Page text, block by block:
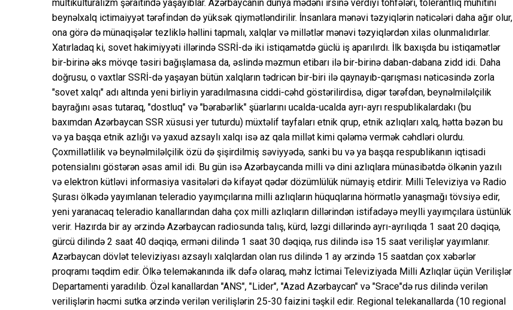
multikulturalizm şəraitində yaşayıblar. Azərbaycanın dünya mədəni irsinə verdiyi töhfələri, tolerantlıq mühitini
beynəlxalq ictimaiyyət tərəfindən də yüksək qiymətləndirilir. İnsanlara mənəvi təzyiqlərin nəticələri daha ağır olur,
ona görə də münaqişələr tezliklə həllini tapmalı, xalqlar və millətlər mənəvi təzyiqlərdən xilas olunmalıdırlar.
Xatırladaq ki, sovet hakimiyyəti illərində SSRİ-də iki istiqamətdə güclü iş aparılırdı. İlk baxışda bu istiqamətlər
bir-birinə əks mövqe təsiri bağışlamasa da, əslində məzmun etibarı ilə bir-birinə daban-dabana zidd idi. Daha
doğrusu, o vaxtlar SSRİ-də yaşayan bütün xalqların tədricən bir-biri ilə qaynayıb-qarışması nəticəsində zorla
"sovet xalqı" adı altında yeni birliyin yaradılmasına ciddi-cəhd göstərilirdisə, digər tərəfdən, beynəlmiləlçilik
bayrağını əsas tutaraq, "dostluq" və "bərabərlik" şüarlarını ucalda-ucalda ayrı-ayrı respublikalardakı (bu
baxımdan Azərbaycan SSR xüsusi yer tuturdu) müxtəlif tayfaları etnik qrup, etnik azlıqları xalq, hətta bəzən bu
və ya başqa etnik azlığı və yaxud azsaylı xalqı isə az qala millət kimi qələmə vermək cəhdləri olurdu.
Çoxmillətlilik və beynəlmiləlçilik özü də şişirdilmiş səviyyədə, sanki bu və ya başqa respublikanın iqtisadi
potensialını göstərən əsas amil idi. Bu gün isə Azərbaycanda milli və dini azlıqlara münasibətdə ölkənin yazılı
və elektron kütləvi informasiya vasitələri də kifayət qədər dözümlülük nümayiş etdirir. Milli Televiziya və Radio
Şurası ölkədə yayımlanan teleradio yayımçılarına milli azlıqların hüquqlarına hörmətlə yanaşmağı tövsiyə edir,
yeni yaranacaq teleradio kanallarından daha çox milli azlıqların dillərindən istifadəyə meylli yayımçılara üstünlük
verir. Hazırda bir ay ərzində Azərbaycan radiosunda talış, kürd, ləzgi dillərində ayrı-ayrılıqda 1 saat 20 dəqiqə,
gürcü dilində 2 saat 40 dəqiqə, erməni dilində 1 saat 30 dəqiqə, rus dilində isə 15 saat verilişlər yayımlanır.
Azərbaycan dövlət televiziyası azsaylı xalqlardan olan rus dilində 1 ay ərzində 15 saatdan çox xəbərlər
proqramı təqdim edir. Ölkə teleməkanında ilk dəfə olaraq, məhz İctimai Televiziyada Milli Azlıqlar üçün Verilişlər
Departamenti yaradılıb. Özəl kanallardan "ANS", "Lider", "Azad Azərbaycan" və "Srace"də rus dilində verilən
verilişlərin həcmi sutka ərzində verilən verilişlərin 25-30 faizini təşkil edir. Regional telekanallarda (10 regional